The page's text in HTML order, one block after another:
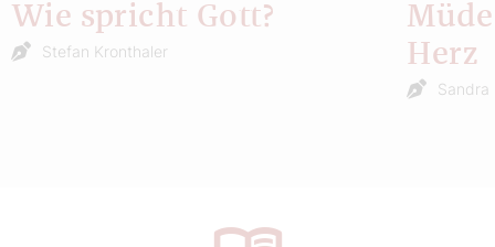
Wie spricht Gott?
Stefan Kronthaler
Herz
Sandra